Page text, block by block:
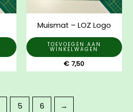
Muismat – LOZ Logo
TOEVOEGEN AAN
WINKELWAGEN
€ 7,50
5 6 →